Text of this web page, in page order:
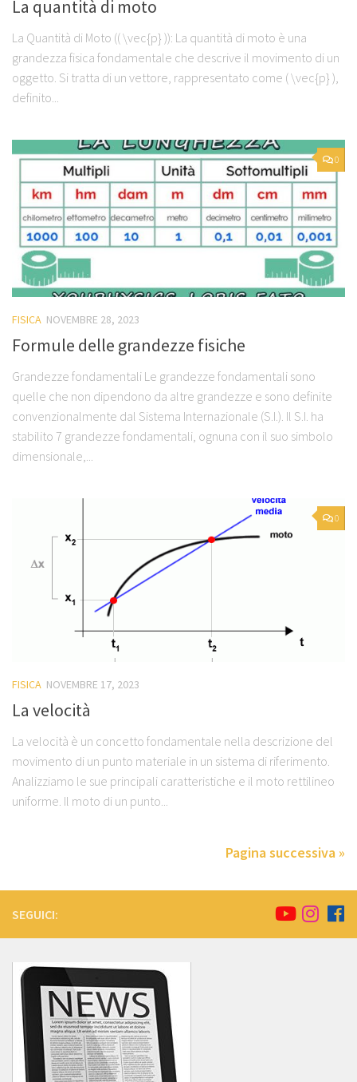
La quantità di moto
La Quantità di Moto (( \vec{p} )): La quantità di moto è una
grandezza fisica fondamentale che descrive il movimento di un
oggetto. Si tratta di un vettore, rappresentato come ( \vec{p} ),
definito...
0
FISICA NOVEMBRE 28, 2023
Formule delle grandezze fisiche
Grandezze fondamentali Le grandezze fondamentali sono
quelle che non dipendono da altre grandezze e sono definite
convenzionalmente dal Sistema Internazionale (S.I.). Il S.I. ha
stabilito 7 grandezze fondamentali, ognuna con il suo simbolo
dimensionale,...
0
FISICA NOVEMBRE 17, 2023
La velocità
La velocità è un concetto fondamentale nella descrizione del
movimento di un punto materiale in un sistema di riferimento.
Analizziamo le sue principali caratteristiche e il moto rettilineo
uniforme. Il moto di un punto...
Pagina successiva »
SEGUICI: